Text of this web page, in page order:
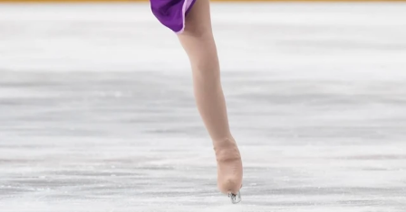
テレビ長崎のアナウンサー清水柚梨恵さん（本人の公式イン
スタグラムから）